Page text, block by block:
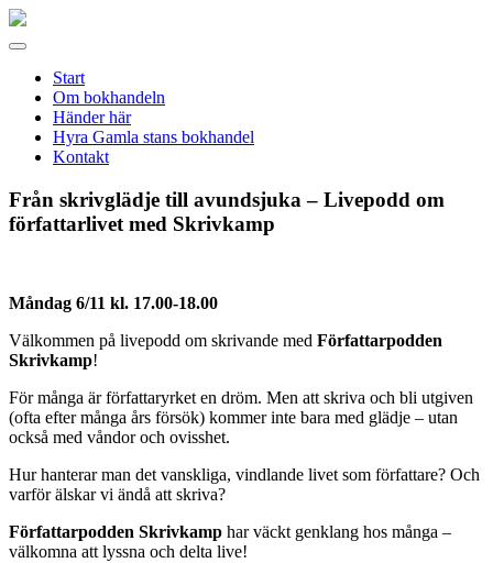
Gamla
Meny
Start
Om bokhandeln
Händer här
Hyra Gamla stans bokhandel
Kontakt
Från skrivglädje till avundsjuka – Livepodd om
författarlivet med Skrivkamp
Måndag 6/11 kl. 17.00-18.00
Välkommen på livepodd om skrivande med Författarpodden
Skrivkamp!
För många är författaryrket en dröm. Men att skriva och bli utgiven
(ofta efter många års försök) kommer inte bara med glädje – utan
också med våndor och ovisshet.
Hur hanterar man det vanskliga, vindlande livet som författare? Och
varför älskar vi ändå att skriva?
Författarpodden Skrivkamp har väckt genklang hos många –
välkomna att lyssna och delta live!